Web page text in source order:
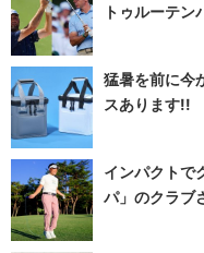
トゥルーテン
猛暑を前に今
スあります!!
インパクトで
パ」のクラブ